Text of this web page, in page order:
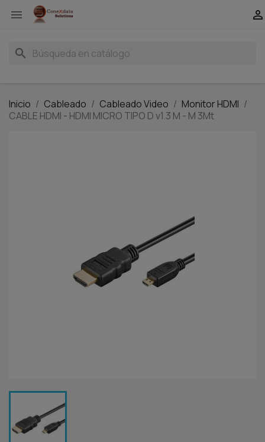
 
search
Inicio Cableado Cableado Video
Monitor HDMI
CABLE HDMI - HDMI MICRO TIPO D v1.3 M - M 3Mt